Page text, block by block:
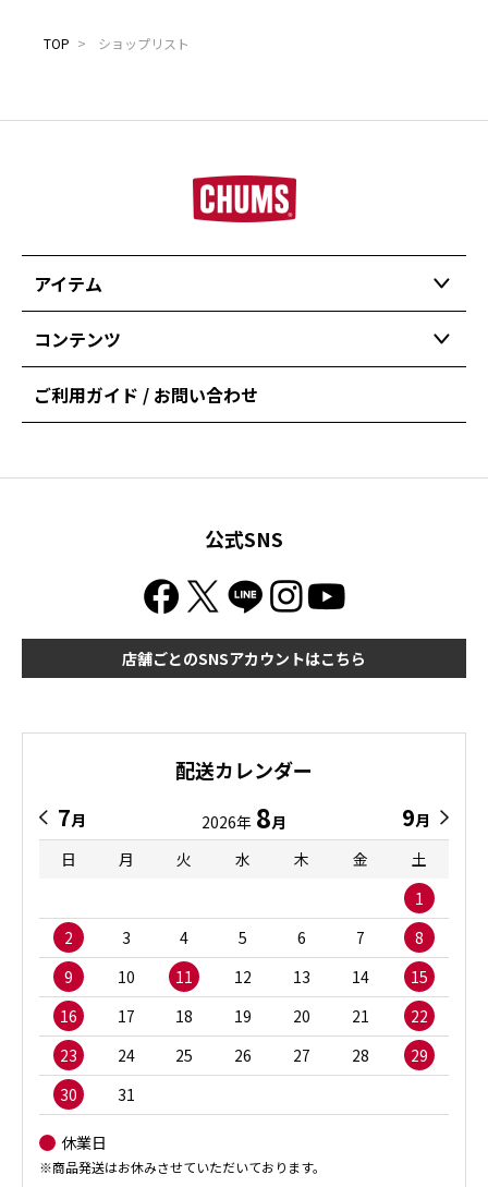
TOP > ショップリスト
アイテム
コンテンツ
ご利用ガイド / お問い合わせ
公式SNS
店舗ごとのSNSアカウントはこちら
配送カレンダー
7月 2026年 8月 9月
日
月 火 水 木 金
土
1
2
3 4 5 6 7
8
9
10 11 12 13 14
15
16
17 18 19 20 21
22
23
24 25 26 27 28
29
30
31
休業日
※商品発送はお休みさせていただいております。